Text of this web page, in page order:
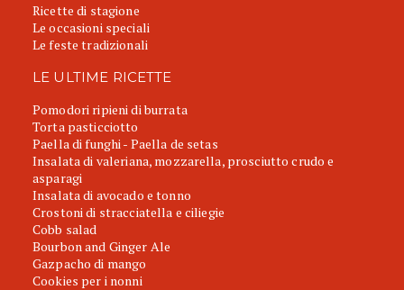
Ricette di stagione
Le occasioni speciali
Le feste tradizionali
LE ULTIME RICETTE
Pomodori ripieni di burrata
Torta pasticciotto
Paella di funghi - Paella de setas
Insalata di valeriana, mozzarella, prosciutto crudo e
asparagi
Insalata di avocado e tonno
Crostoni di stracciatella e ciliegie
Cobb salad
Bourbon and Ginger Ale
Gazpacho di mango
Cookies per i nonni